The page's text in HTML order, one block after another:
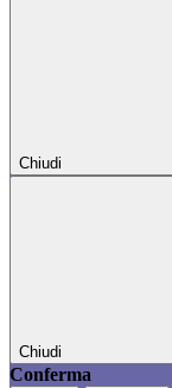
Chiudi
Chiudi
Conferma